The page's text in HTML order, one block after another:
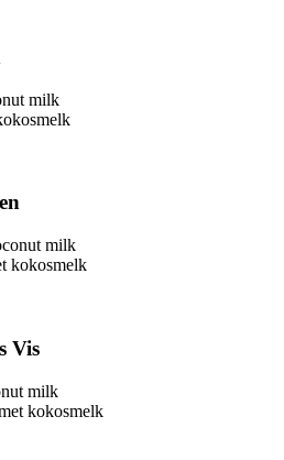
milk
milk
kokosmelk
Vis
milk
kokosmelk